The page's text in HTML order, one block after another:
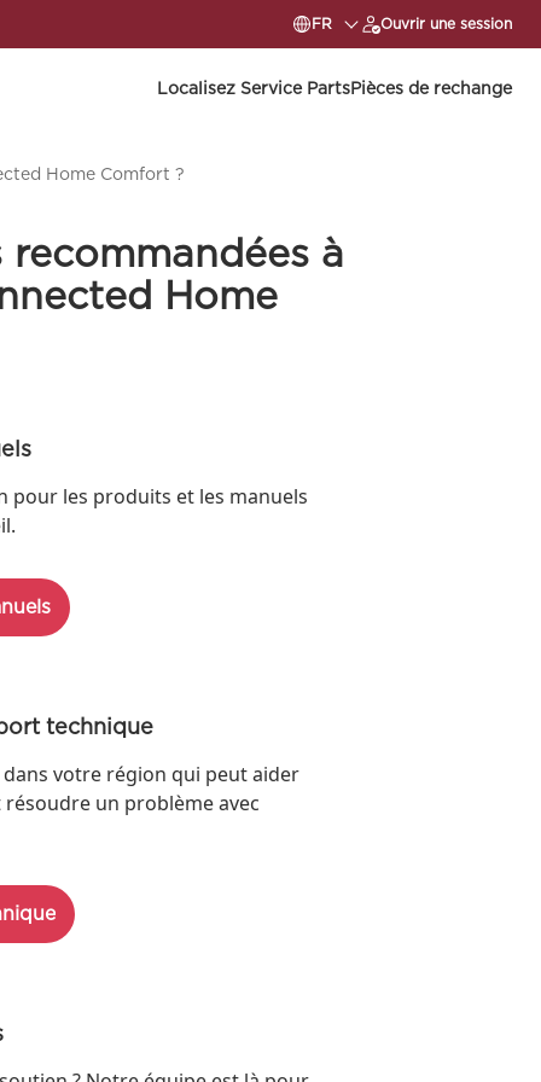
FR Ouvrir une session
Localisez Service PartsPièces de rechange
Home Comfort ?
à
Home
pour les produits et les manuels
technique
votre région qui peut aider
un problème avec